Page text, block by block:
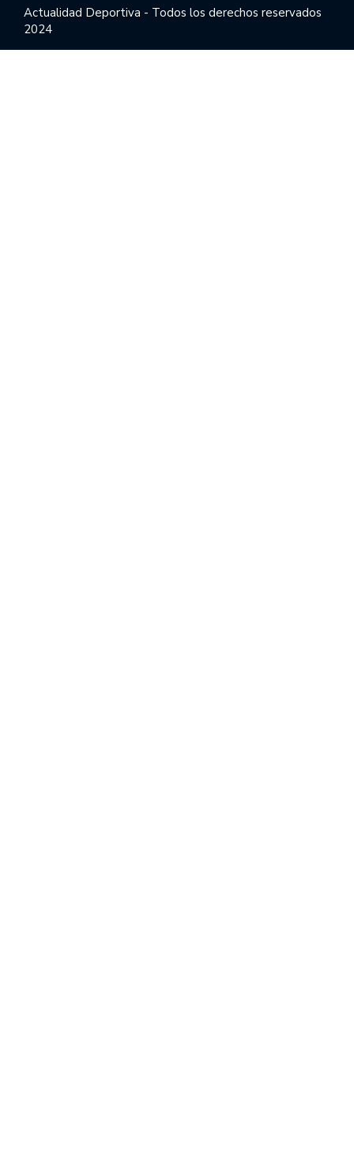
Actualidad Deportiva - Todos los derechos reservados
2024